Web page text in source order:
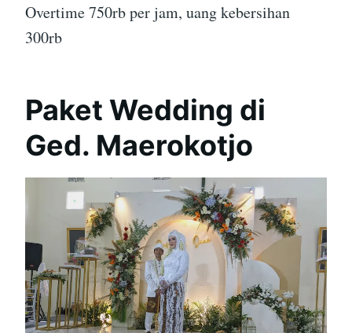
Overtime 750rb per jam, uang kebersihan
300rb
Paket Wedding di
Ged. Maerokotjo